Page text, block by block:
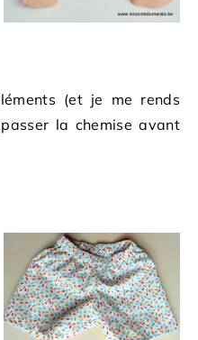
(et je me rends
la chemise avant